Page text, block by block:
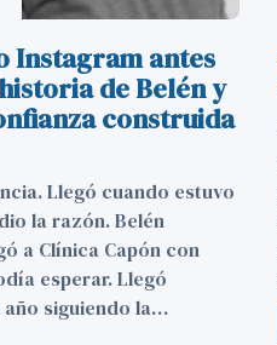
Instagram antes
de Belén y
construida
Llegó cuando estuvo
la razón. Belén
a Clínica Capón con
esperar. Llegó
año siguiendo la…